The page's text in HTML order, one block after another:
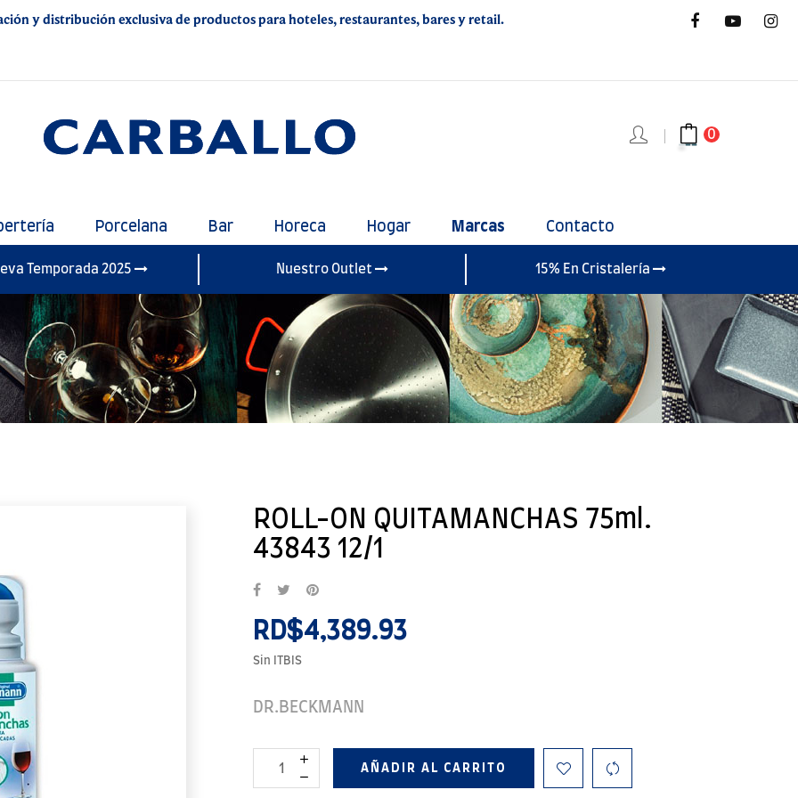
y distribución exclusiva de productos para hoteles, restaurantes, bares y retail.
0
Porcelana Bar Horeca Hogar Marcas Contacto
Temporada 2025 Nuestro Outlet 15% En Cristalería
ROLL-ON QUITAMANCHAS 75ml.
43843 12/1
RD$4,389.93
Sin ITBIS
DR.BECKMANN
AÑADIR AL CARRITO